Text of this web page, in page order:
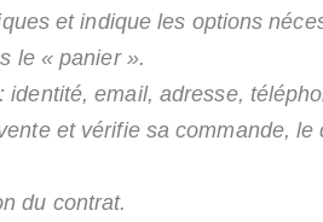
et indique les options
le « panier ».
email, adresse,
et vérifie sa commande,
du contrat.